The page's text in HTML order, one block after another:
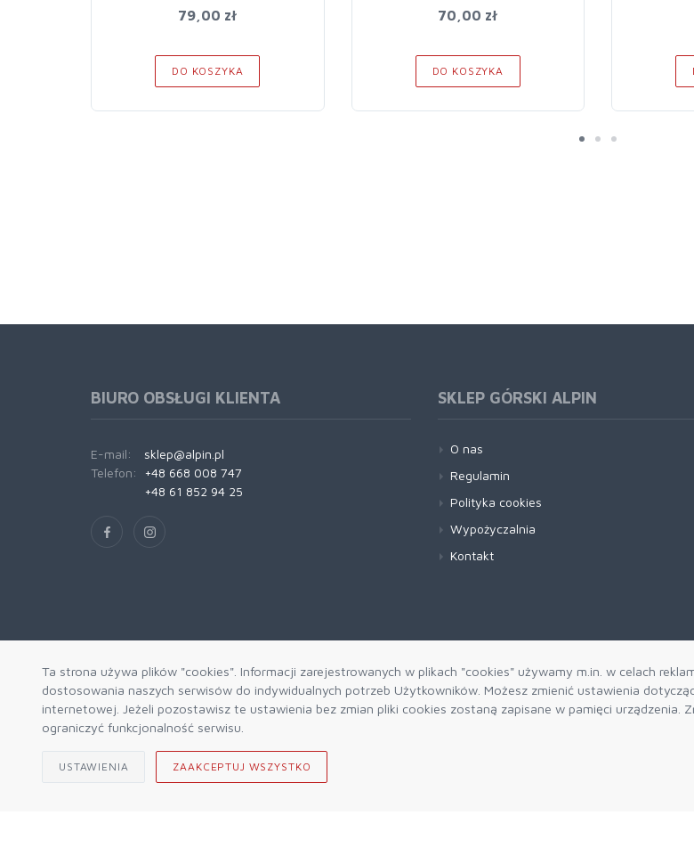
Ta strona używa plików "cookies". Informacji zarejestrowanych w plikach "cookies" używamy m.in. w celach
dostosowania naszych serwisów do indywidualnych potrzeb Użytkowników. Możesz zmienić ustawienia
internetowej. Jeżeli pozostawisz te ustawienia bez zmian pliki cookies zostaną zapisane w pamięci urządzenia.
ograniczyć funkcjonalność serwisu.
USTAWIENIA ZAAKCEPTUJ WSZYSTKO
79,00 zł
DO KOSZYKA
70,00 zł
DO KOSZYKA
BIURO OBSŁUGI KLIENTA
E-mail:
sklep@alpin.pl
Telefon:
+48 668 008 747
+48 61 852 94 25
SKLEP GÓRSKI ALPIN
O nas
Regulamin
Polityka cookies
Wypożyczalnia
Kontakt